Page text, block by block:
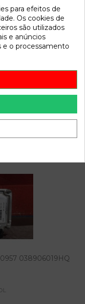
ibiza (6l1) cool
038906019HQ
para efeitos de
Os cookies de
são utilizados
e anúncios
e o processamento